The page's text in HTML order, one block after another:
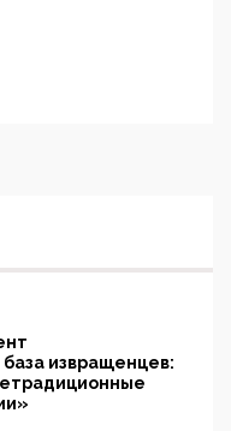
извращенцев: